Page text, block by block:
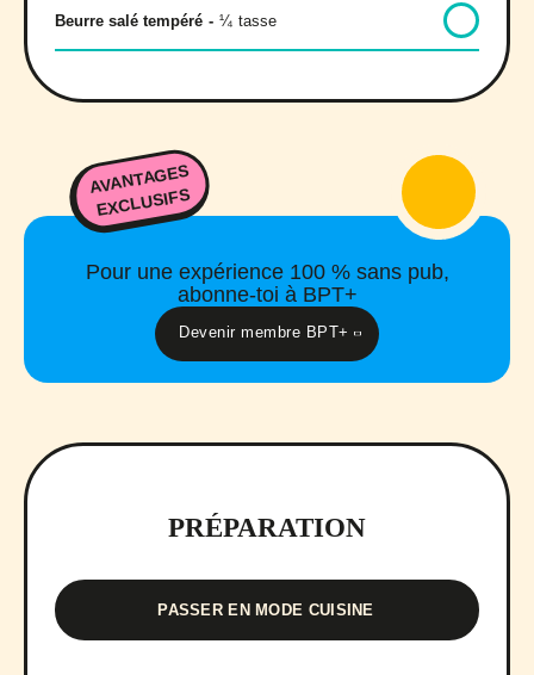
Beurre salé tempéré - ¼ tasse
AVANTAGES
EXCLUSIFS
Pour une expérience 100 % sans pub,
abonne-toi à BPT+
Devenir membre BPT+
PRÉPARATION
PASSER EN MODE CUISINE